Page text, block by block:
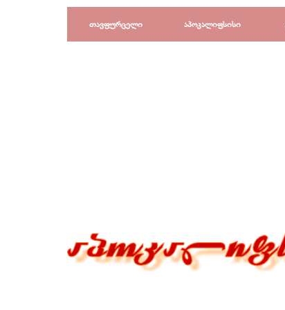
Перейти к контенту
თავფურცელი აპოკალიფსისი